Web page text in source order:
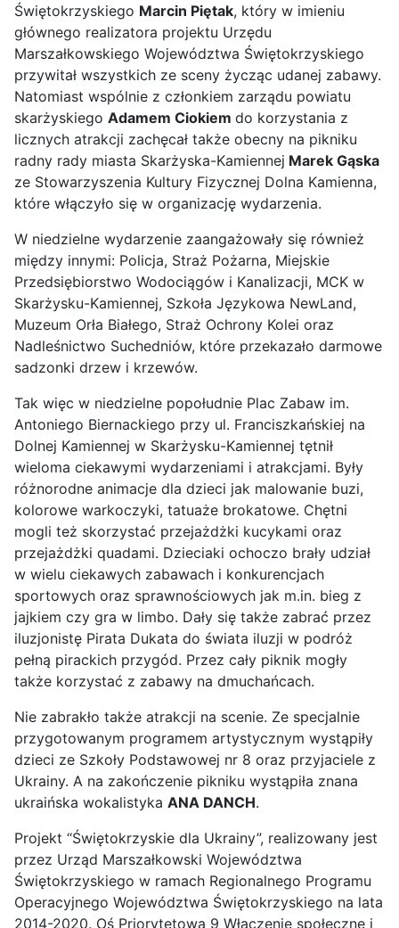
Świętokrzyskiego Marcin Piętak, który w imieniu
głównego realizatora projektu Urzędu
Marszałkowskiego Województwa Świętokrzyskiego
przywitał wszystkich ze sceny życząc udanej zabawy.
Natomiast wspólnie z członkiem zarządu powiatu
skarżyskiego Adamem Ciokiem do korzystania z
licznych atrakcji zachęcał także obecny na pikniku
radny rady miasta Skarżyska-Kamiennej Marek Gąska
ze Stowarzyszenia Kultury Fizycznej Dolna Kamienna,
które włączyło się w organizację wydarzenia.
W niedzielne wydarzenie zaangażowały się również
między innymi: Policja, Straż Pożarna, Miejskie
Przedsiębiorstwo Wodociągów i Kanalizacji, MCK w
Skarżysku-Kamiennej, Szkoła Językowa NewLand,
Muzeum Orła Białego, Straż Ochrony Kolei oraz
Nadleśnictwo Suchedniów, które przekazało darmowe
sadzonki drzew i krzewów.
Tak więc w niedzielne popołudnie Plac Zabaw im.
Antoniego Biernackiego przy ul. Franciszkańskiej na
Dolnej Kamiennej w Skarżysku-Kamiennej tętnił
wieloma ciekawymi wydarzeniami i atrakcjami. Były
różnorodne animacje dla dzieci jak malowanie buzi,
kolorowe warkoczyki, tatuaże brokatowe. Chętni
mogli też skorzystać przejażdżki kucykami oraz
przejażdżki quadami. Dzieciaki ochoczo brały udział
w wielu ciekawych zabawach i konkurencjach
sportowych oraz sprawnościowych jak m.in. bieg z
jajkiem czy gra w limbo. Dały się także zabrać przez
iluzjonistę Pirata Dukata do świata iluzji w podróż
pełną pirackich przygód. Przez cały piknik mogły
także korzystać z zabawy na dmuchańcach.
Nie zabrakło także atrakcji na scenie. Ze specjalnie
przygotowanym programem artystycznym wystąpiły
dzieci ze Szkoły Podstawowej nr 8 oraz przyjaciele z
Ukrainy. A na zakończenie pikniku wystąpiła znana
ukraińska wokalistyka ANA DANCH.
Projekt “Świętokrzyskie dla Ukrainy”, realizowany jest
przez Urząd Marszałkowski Województwa
Świętokrzyskiego w ramach Regionalnego Programu
Operacyjnego Województwa Świętokrzyskiego na lata
2014-2020. Oś Priorytetowa 9 Włączenie społeczne i